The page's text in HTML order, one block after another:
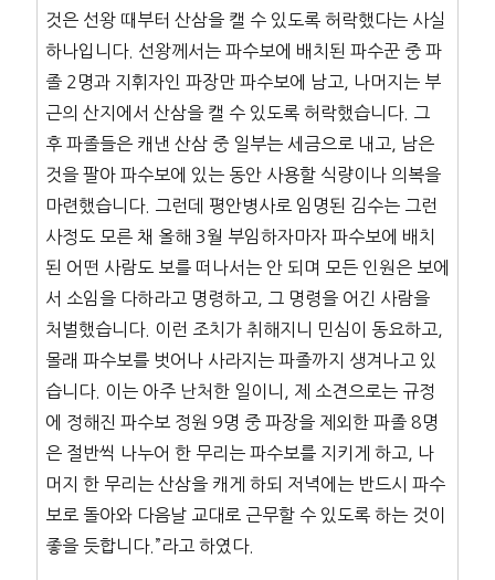
것은 선왕 때부터 산삼을 캘 수 있도록 허락했다는 사실
하나입니다. 선왕께서는 파수보에 배치된 파수꾼 중 파
졸 2명과 지휘자인 파장만 파수보에 남고, 나머지는 부
근의 산지에서 산삼을 캘 수 있도록 허락했습니다. 그
후 파졸들은 캐낸 산삼 중 일부는 세금으로 내고, 남은
것을 팔아 파수보에 있는 동안 사용할 식량이나 의복을
마련했습니다. 그런데 평안병사로 임명된 김수는 그런
사정도 모른 채 올해 3월 부임하자마자 파수보에 배치
된 어떤 사람도 보를 떠나서는 안 되며 모든 인원은 보에
서 소임을 다하라고 명령하고, 그 명령을 어긴 사람을
처벌했습니다. 이런 조치가 취해지니 민심이 동요하고,
몰래 파수보를 벗어나 사라지는 파졸까지 생겨나고 있
습니다. 이는 아주 난처한 일이니, 제 소견으로는 규정
에 정해진 파수보 정원 9명 중 파장을 제외한 파졸 8명
은 절반씩 나누어 한 무리는 파수보를 지키게 하고, 나
머지 한 무리는 산삼을 캐게 하되 저녁에는 반드시 파수
보로 돌아와 다음날 교대로 근무할 수 있도록 하는 것이
좋을 듯합니다.”라고 하였다.